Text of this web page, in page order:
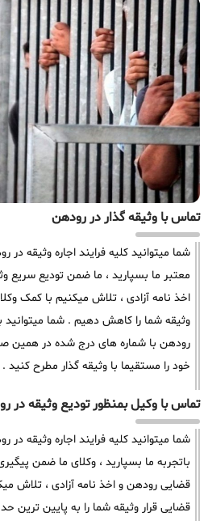
تماس با وثیقه گذار در رودهن
شما میتوانید کلیه فرایند اجاره وثیقه در
معتبر ما بسپارید ، ما ضمن تودیع سریع
اخذ نامه آزادی ، تلاش میکنیم با کمک
وثیقه شما را کاهش دهیم . شما میتوانید
رودهن با شماره های درج شده در همین
خود را مستقیما با وثیقه گذار مطرح کنید .
تماس با وکیل بمنظور تودیع وثیقه در
شما میتوانید کلیه فرایند اجاره وثیقه
باتجربه ما بسپارید ، وکلای ما ضمن
قضایی رودهن و اخذ نامه آزادی ، تلاش
قضایی قرار وثیقه شما را به پایین